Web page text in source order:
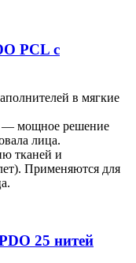
PCL с
в мягкие
— мощное решение
лица.
тканей и
Применяются для
25 нитей